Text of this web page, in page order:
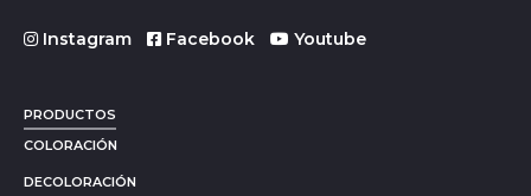
Instagram Facebook Youtube
PRODUCTOS
COLORACIÓN
DECOLORACIÓN